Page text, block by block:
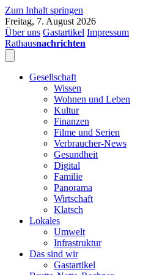
Zum Inhalt springen
Freitag, 7. August 2026
Über uns Gastartikel Impressum
Rathausnachrichten
Gesellschaft
Wissen
Wohnen und Leben
Kultur
Finanzen
Filme und Serien
Verbraucher-News
Gesundheit
Digital
Familie
Panorama
Wirtschaft
Klatsch
Lokales
Umwelt
Infrastruktur
Das sind wir
Gastartikel